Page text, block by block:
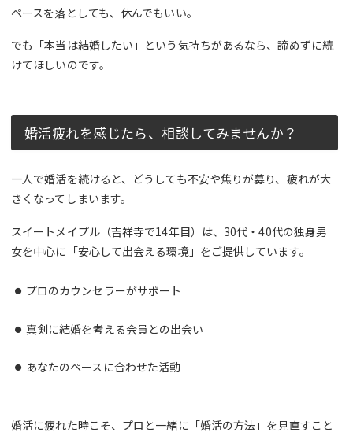
ペースを落としても、休んでもいい。
でも「本当は結婚したい」という気持ちがあるなら、諦めずに続
けてほしいのです。
婚活疲れを感じたら、相談してみませんか？
一人で婚活を続けると、どうしても不安や焦りが募り、疲れが大
きくなってしまいます。
スイートメイプル（吉祥寺で14年目）は、30代・40代の独身男
女を中心に「安心して出会える環境」をご提供しています。
プロのカウンセラーがサポート
真剣に結婚を考える会員との出会い
あなたのペースに合わせた活動
婚活に疲れた時こそ、プロと一緒に「婚活の方法」を見直すこと